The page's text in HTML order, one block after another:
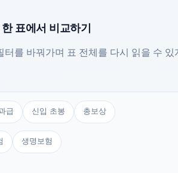
표에서 비교하기
터를 바꿔가며 표 전체를 다시 읽을 수 있
급 신입 초봉 총보상
생명보험